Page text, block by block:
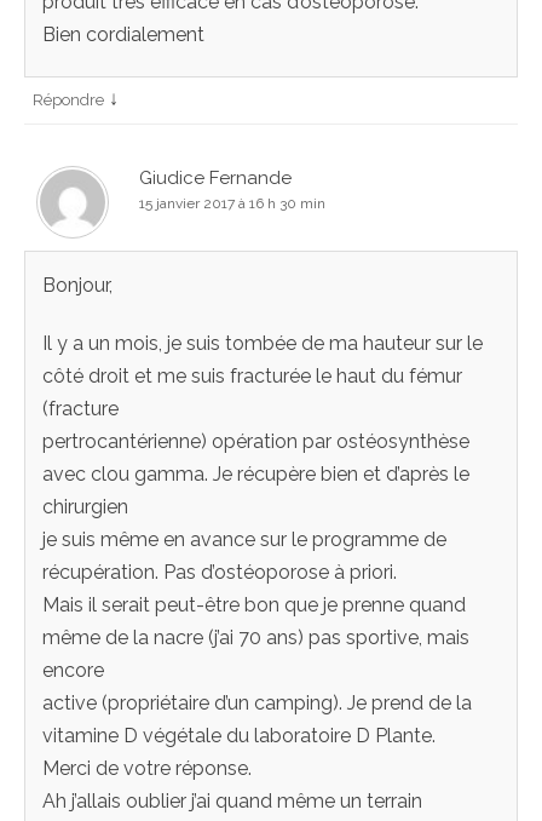
Bien cordialement
Répondre ↓
Giudice Fernande
15 janvier 2017 à 16 h 30 min
Bonjour,
Il y a un mois, je suis tombée de ma hauteur sur le
côté droit et me suis fracturée le haut du fémur
(fracture
pertrocantérienne) opération par ostéosynthèse
avec clou gamma. Je récupère bien et d’après le
chirurgien
je suis même en avance sur le programme de
récupération. Pas d’ostéoporose à priori.
Mais il serait peut-être bon que je prenne quand
même de la nacre (j’ai 70 ans) pas sportive, mais
encore
active (propriétaire d’un camping). Je prend de la
vitamine D végétale du laboratoire D Plante.
Merci de votre réponse.
Ah j’allais oublier j’ai quand même un terrain